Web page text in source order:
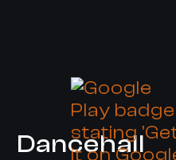
Dancehall